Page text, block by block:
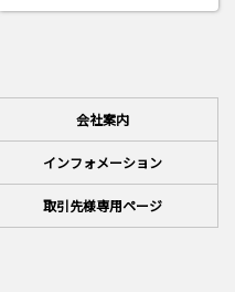
会社案内
インフォメーション
取引先様専用ページ